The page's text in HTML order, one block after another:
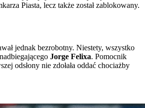
Piasta, lecz także został zablokowany.
jednak bezrobotny. Niestety, wszystko
Jorge Felixa. Pomocnik
odsłony nie zdołała oddać chociażby